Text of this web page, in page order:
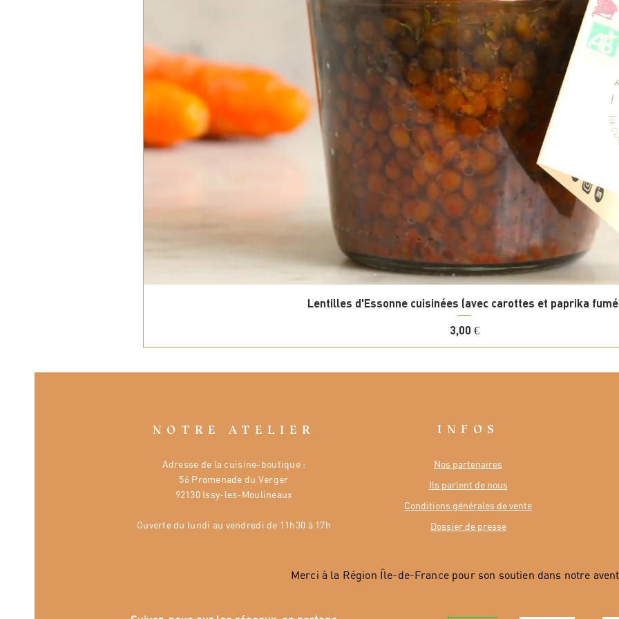
Lentilles d'Essonne cuisinées (avec carottes et paprika
Prix
3,00 €
NOTRE ATELIER
Adresse de la cuisine-boutique :
56 Promenade du Verger
92130 Issy-les-Moulineaux
Ouverte du lundi au vendredi de 11h30 à 17h
INFOS
Nos partenaires
Ils parlent de nous
Conditions générales de vente
Dossier de presse
Merci à la Région Île-de-France pour son soutien dans notre